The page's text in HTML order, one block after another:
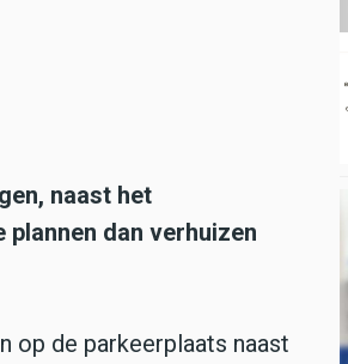
naast het
dan verhuizen
op de parkeerplaats naast